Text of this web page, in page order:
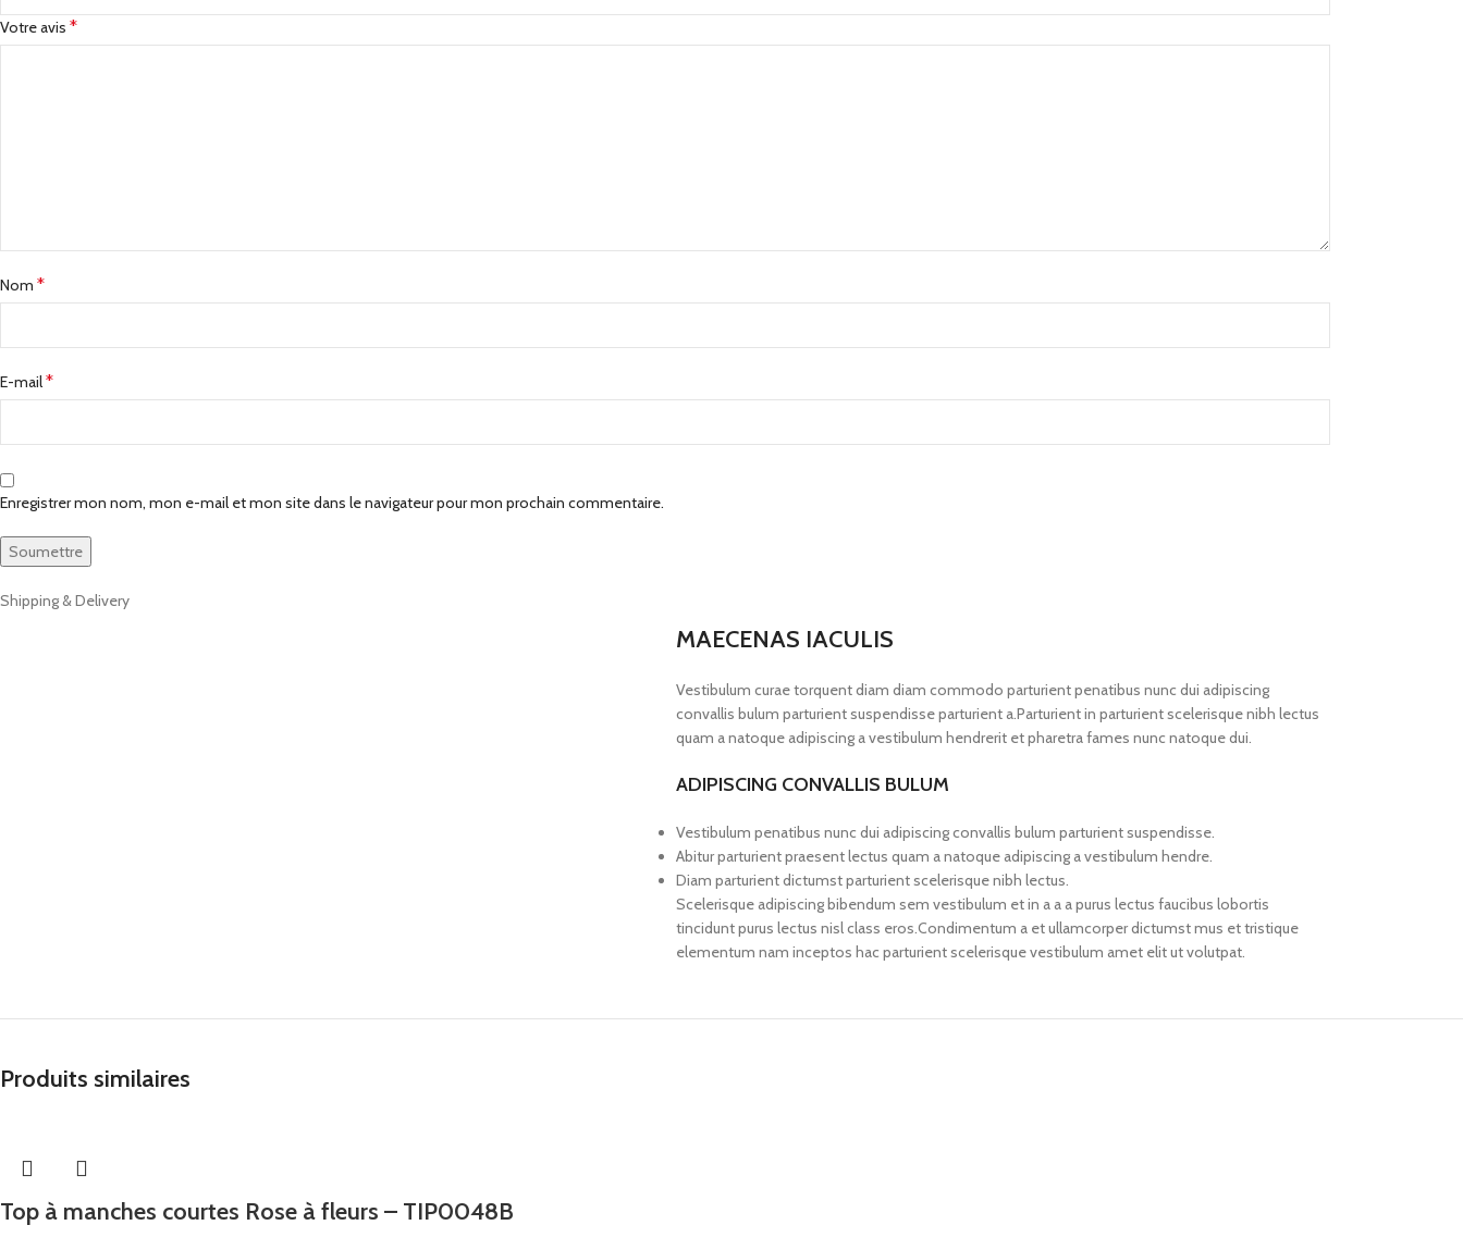
Votre avis *
Nom *
E-mail*
Enregistrer mon nom, mon e-mail et mon site dans le navigateur pour mon prochain commentaire.
Shipping & Delivery
MAECENAS IACULIS
Vestibulum curae torquent diam diam commodo parturient penatibus nunc dui adipiscing
convallis bulum parturient suspendisse parturient a.Parturient in parturient scelerisque nibh lectus
quam a natoque adipiscing a vestibulum hendrerit et pharetra fames nunc natoque dui.
ADIPISCING CONVALLIS BULUM
Vestibulum penatibus nunc dui adipiscing convallis bulum parturient suspendisse.
Abitur parturient praesent lectus quam a natoque adipiscing a vestibulum hendre.
Diam parturient dictumst parturient scelerisque nibh lectus.
Scelerisque adipiscing bibendum sem vestibulum et in a a a purus lectus faucibus lobortis
tincidunt purus lectus nisl class eros.Condimentum a et ullamcorper dictumst mus et tristique
elementum nam inceptos hac parturient scelerisque vestibulum amet elit ut volutpat.
Produits similaires
Top à manches courtes Rose à fleurs – TIP0048B